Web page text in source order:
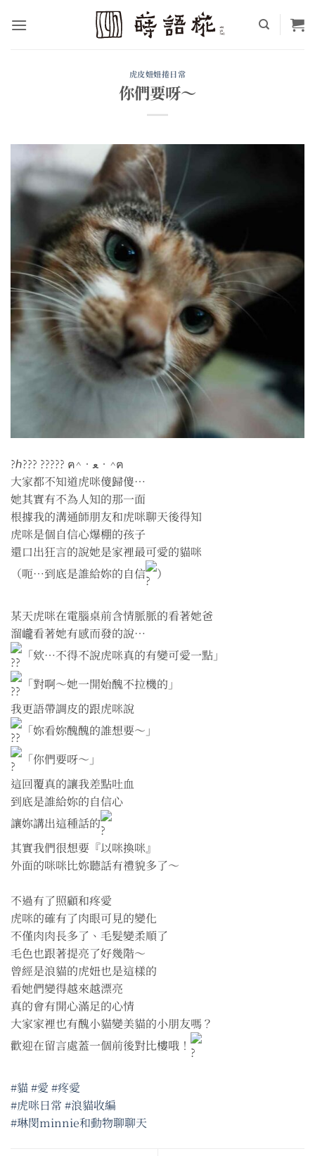
虎皮妞妞捲日常
你們要呀～
?ℎ??? ????? ฅ^•ﻌ•^ฅ
大家都不知道虎咪傻歸傻⋯
她其實有不為人知的那一面
根據我的溝通師朋友和虎咪聊天後得知
虎咪是個自信心爆棚的孩子
還口出狂言的說她是家裡最可愛的貓咪
（呃⋯到底是誰給妳的自信
）
某天虎咪在電腦桌前含情脈脈的看著她爸
溜巄看著她有感而發的說⋯
「欸⋯不得不說虎咪真的有變可愛一點」
「對啊～她一開始醜不拉機的」
我更語帶調皮的跟虎咪說
「妳看妳醜醜的誰想要～」
「你們要呀～」
這回覆真的讓我差點吐血
到底是誰給妳的自信心
讓妳講出這種話的
其實我們很想要『以咪換咪』
外面的咪咪比妳聽話有禮貌多了～
不過有了照顧和疼愛
虎咪的確有了肉眼可見的變化
不僅肉肉長多了、毛髮變柔順了
毛色也跟著提亮了好幾階～
曾經是浪貓的虎妞也是這樣的
看她們變得越來越漂亮
真的會有開心滿足的心情
大家家裡也有醜小貓變美貓的小朋友嗎？
歡迎在留言處蓋一個前後對比樓哦！
#貓#愛 #疼愛
#虎咪日常 #浪貓收編
#琳閔minnie和動物聊聊天